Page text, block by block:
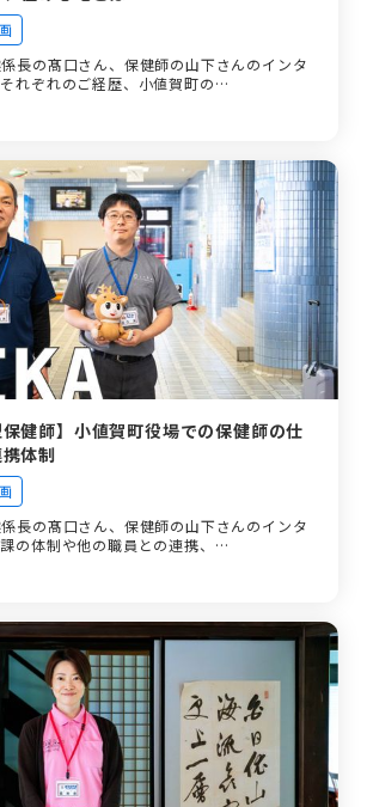
長の髙口さん、保健師の山下さんのインタ
れぞれのご経歴、小値賀町の…
保健師】小値賀町役場での保健師の仕
体制
長の髙口さん、保健師の山下さんのインタ
の体制や他の職員との連携、…